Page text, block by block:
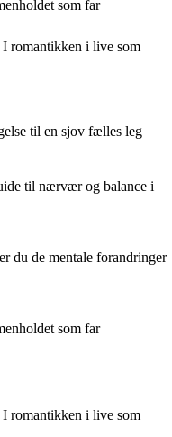
som far
romantikken i live som
til en sjov fælles leg
til nærvær og balance i
du de mentale forandringer
som far
romantikken i live som